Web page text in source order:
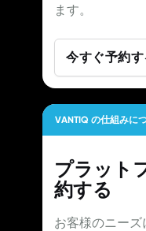
ます。
今すぐ予約す
VANTIQ の仕組みに
プラット
約する
お客様のニー